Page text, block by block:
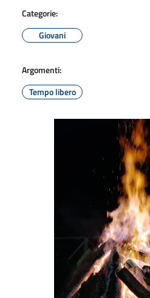
Categorie:
Giovani
Argomenti:
Tempo libero